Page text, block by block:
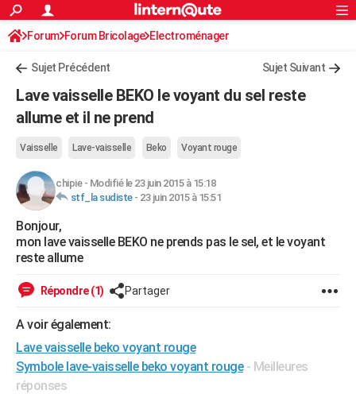
ACTUALITÉS
Politique
Société
Faits Divers
Education
Monde
Villes
+
Programme TV
Streaming
Cinéma
Sorties cinéma
Musique
FINANCE
Retraite
Impôts
Epargne
Immobilier
Risques naturels par ville
Banque
Assurance
Crédit
AUTO
Essais
Réserver un essai
Citadines
Berlines
SUV
Forum auto
HIGH-TECH
Mobiles
Meilleur smartphone
Internet
Ordinateurs
Jeux vidéo
Guide high-tech
BRICOLAGE
Forum
Aménagement intérieur
Extérieur
Cuisine
Salle de bains
Jardinage
Rangement
WEEK-END
VOYAGE
Destinations
City break
Voyage nature
Voyage de noces
Forum
Climat
+PHOTO
S'inscrire
Connexion
Forum Forum Bricolage Electroménager
Sujet Précédent Sujet Suivant
Lave vaisselle BEKO le voyant du sel reste
allume et il ne prend
Vaisselle Lave-vaisselle Beko Voyant rouge
chipie- Modifié le 23 juin 2015 à 15:18
stf_la sudiste- 23 juin 2015 à 15:51
Bonjour,
mon lave vaisselle BEKO ne prends pas le sel, et le voyant
reste allume
Répondre (1) Partager
A voir également:
Lave vaisselle beko voyant rouge
Symbole lave-vaisselle beko voyant rouge - Meilleures
réponses